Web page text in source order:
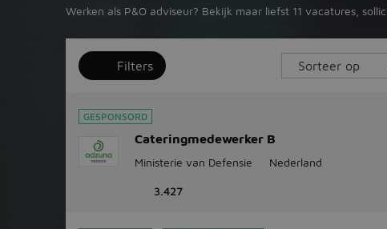
Werken als P&O adviseur? Bekijk maar liefst 11 vacatures,
Filters
GESPONSORD
Cateringmedewerker B
Ministerie van Defensie Nederland
3.427